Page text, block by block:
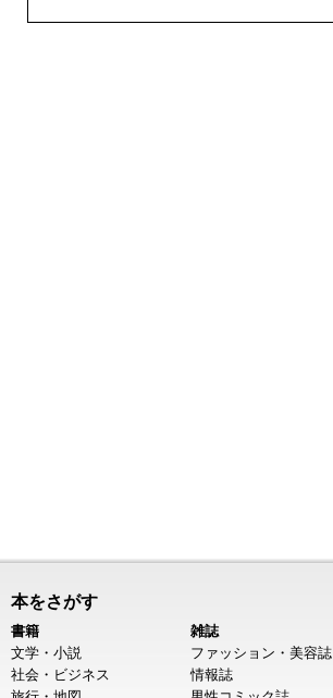
本をさがす
書籍
文学・小説
社会・ビジネス
雑誌
ファッション・美容誌
情報誌